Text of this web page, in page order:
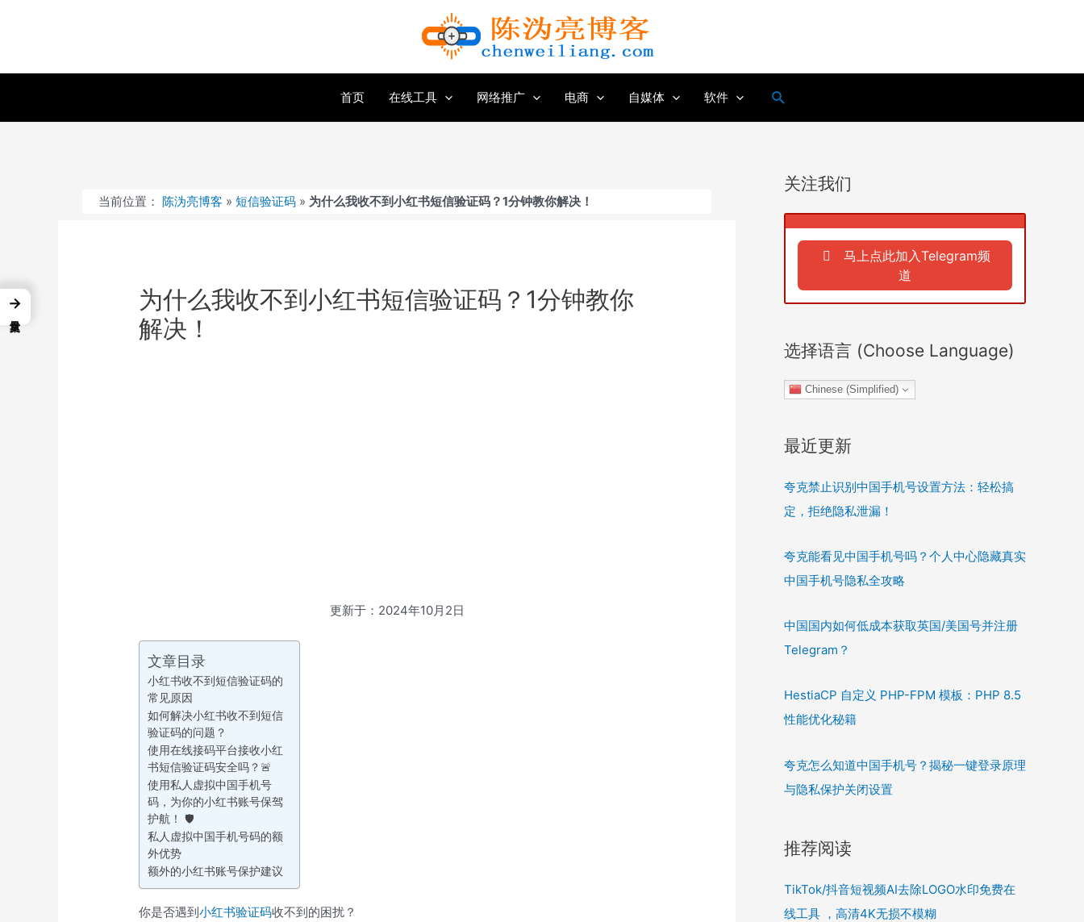
容
首页
在线工具 网络推广 电商 自媒体 软件
搜
当前位置： 陈沩亮博客 » 短信验证码 » 为什么我收不到小红书短信验证码？1分钟教你解决！
为什么我收不到小红书短信验证码？1分钟教你
解决！
更新于：2024年10月2日
文章目录
小红书收不到短信验证码的
常见原因
如何解决小红书收不到短信
验证码的问题？
使用在线接码平台接收小红
书短信验证码安全吗？🚨
使用私人虚拟中国手机号
码，为你的小红书账号保驾
护航！ 🛡️
私人虚拟中国手机号码的额
外优势
额外的小红书账号保护建议
你是否遇到小红书验证码收不到的困扰？
关注我们
马上点此加入Telegram频
道
选择语言 (Choose Language)
Chinese (Simplified)
最近更新
夸克禁止识别中国手机号设置方法：轻松搞
定，拒绝隐私泄漏！
夸克能看见中国手机号吗？个人中心隐藏真实
中国手机号隐私全攻略
中国国内如何低成本获取英国/美国号并注册
Telegram？
HestiaCP 自定义 PHP-FPM 模板：PHP 8.5
性能优化秘籍
夸克怎么知道中国手机号？揭秘一键登录原理
与隐私保护关闭设置
推荐阅读
TikTok/抖音短视频AI去除LOGO水印免费在
线工具 ，高清4K无损不模糊
→